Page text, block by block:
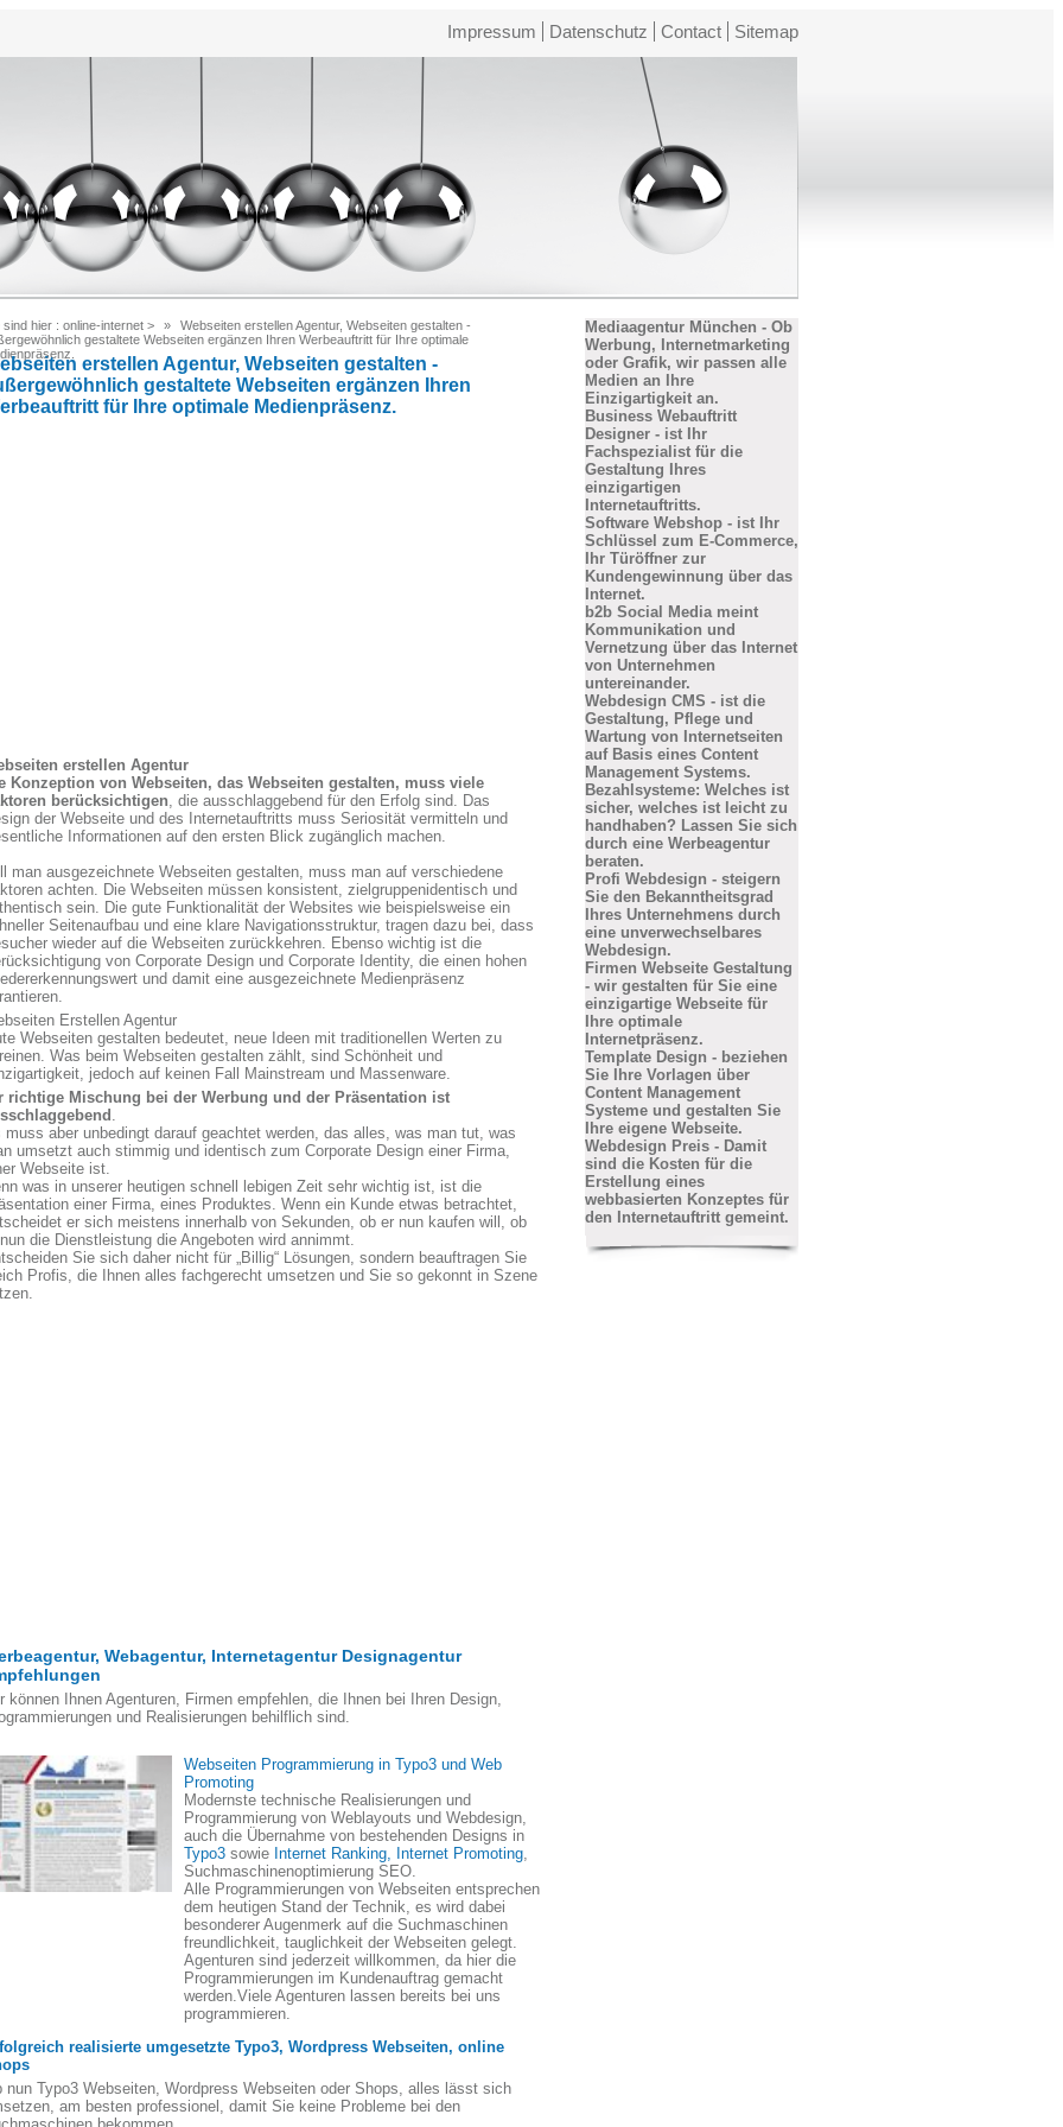
Impressum Datenschutz Contact Sitemap
sind hier : online-internet >
Webseiten erstellen Agentur, Webseiten gestalten -
gestaltete Webseiten ergänzen Ihren Werbeauftritt für Ihre optimale
erstellen Agentur, Webseiten gestalten -
gestaltete Webseiten ergänzen Ihren
für Ihre optimale Medienpräsenz.
erstellen Agentur
Konzeption von Webseiten, das Webseiten gestalten, muss viele
berücksichtigen, die ausschlaggebend für den Erfolg sind. Das
der Webseite und des Internetauftritts muss Seriosität vermitteln und
Informationen auf den ersten Blick zugänglich machen.
man ausgezeichnete Webseiten gestalten, muss man auf verschiedene
achten. Die Webseiten müssen konsistent, zielgruppenidentisch und
sein. Die gute Funktionalität der Websites wie beispielsweise ein
Seitenaufbau und eine klare Navigationsstruktur, tragen dazu bei, dass
wieder auf die Webseiten zurückkehren. Ebenso wichtig ist die
von Corporate Design und Corporate Identity, die einen hohen
und damit eine ausgezeichnete Medienpräsenz
Erstellen Agentur
Webseiten gestalten bedeutet, neue Ideen mit traditionellen Werten zu
Was beim Webseiten gestalten zählt, sind Schönheit und
jedoch auf keinen Fall Mainstream und Massenware.
richtige Mischung bei der Werbung und der Präsentation ist
.
muss aber unbedingt darauf geachtet werden, das alles, was man tut, was
umsetzt auch stimmig und identisch zum Corporate Design einer Firma,
Webseite ist.
was in unserer heutigen schnell lebigen Zeit sehr wichtig ist, ist die
einer Firma, eines Produktes. Wenn ein Kunde etwas betrachtet,
er sich meistens innerhalb von Sekunden, ob er nun kaufen will, ob
die Dienstleistung die Angeboten wird annimmt.
Sie sich daher nicht für „Billig“ Lösungen, sondern beauftragen Sie
Profis, die Ihnen alles fachgerecht umsetzen und Sie so gekonnt in Szene
Webagentur, Internetagentur Designagentur
können Ihnen Agenturen, Firmen empfehlen, die Ihnen bei Ihren Design,
und Realisierungen behilflich sind.
Webseiten Programmierung in Typo3 und Web
Promoting
Modernste technische Realisierungen und
Programmierung von Weblayouts und Webdesign,
auch die Übernahme von bestehenden Designs in
Typo3 sowie Internet Ranking, Internet Promoting,
Suchmaschinenoptimierung SEO.
Alle Programmierungen von Webseiten entsprechen
dem heutigen Stand der Technik, es wird dabei
besonderer Augenmerk auf die Suchmaschinen
freundlichkeit, tauglichkeit der Webseiten gelegt.
Agenturen sind jederzeit willkommen, da hier die
Programmierungen im Kundenauftrag gemacht
werden.Viele Agenturen lassen bereits bei uns
programmieren.
realisierte umgesetzte Typo3, Wordpress Webseiten, online
nun Typo3 Webseiten, Wordpress Webseiten oder Shops, alles lässt sich
am besten professionel, damit Sie keine Probleme bei den
Mediaagentur München - Ob
Werbung, Internetmarketing
oder Grafik, wir passen alle
Medien an Ihre
Einzigartigkeit an.
Business Webauftritt
Designer - ist Ihr
Fachspezialist für die
Gestaltung Ihres
einzigartigen
Internetauftritts.
Software Webshop - ist Ihr
Schlüssel zum E-Commerce,
Ihr Türöffner zur
Kundengewinnung über das
Internet.
b2b Social Media meint
Kommunikation und
Vernetzung über das Internet
von Unternehmen
untereinander.
Webdesign CMS - ist die
Gestaltung, Pflege und
Wartung von Internetseiten
auf Basis eines Content
Management Systems.
Bezahlsysteme: Welches ist
sicher, welches ist leicht zu
handhaben? Lassen Sie sich
durch eine Werbeagentur
beraten.
Profi Webdesign - steigern
Sie den Bekanntheitsgrad
Ihres Unternehmens durch
eine unverwechselbares
Webdesign.
Firmen Webseite Gestaltung
- wir gestalten für Sie eine
einzigartige Webseite für
Ihre optimale
Internetpräsenz.
Template Design - beziehen
Sie Ihre Vorlagen über
Content Management
Systeme und gestalten Sie
Ihre eigene Webseite.
Webdesign Preis - Damit
sind die Kosten für die
Erstellung eines
webbasierten Konzeptes für
den Internetauftritt gemeint.